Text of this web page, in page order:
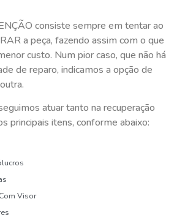
consiste sempre em tentar ao
a peça, fazendo assim com o que
custo. Num pior caso, que não há
de reparo, indicamos a opção de
atuar tanto na recuperação
principais itens, conforme abaixo:
Visor